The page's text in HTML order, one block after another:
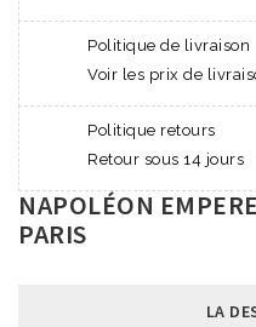
Politique de livraison
Voir les prix de
Politique retours
Retour sous 14 jours
NAPOLÉON
PARIS
LA